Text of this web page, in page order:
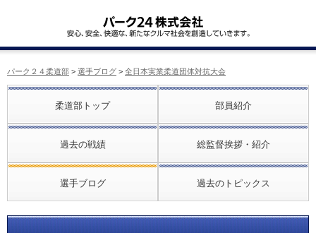
パーク２４柔道部 > 選手ブログ > 全日本実業柔道団体対抗大会
柔道部トップ 部員紹介
過去の戦績 総監督挨拶・紹介
選手ブログ 過去のトピックス